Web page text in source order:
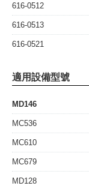
616-0512
616-0513
616-0521
適用設備型號
MD146
MC536
MC610
MC679
MD128